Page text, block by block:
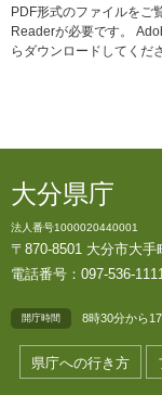
PDF形式のファイルをご
Readerが必要です。
らダウンロードしてくだ
大分県庁
法人番号1000020440001
〒870-8501 大分市大手
電話番号：097-536-
開庁時間 8時30分から
県庁への行き方